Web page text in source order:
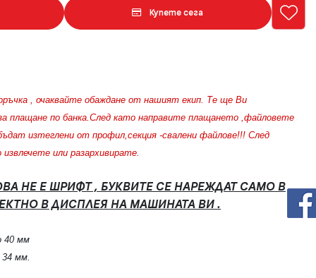
Купете сега
, очаквайте обаждане от нашият екип. Те ще Ви
плащане по банка.След като направите плащането ,файловете
изтеглени от профил,секция -свалени файлове!!! След
или разархивирате.
НЕ Е ШРИФТ , БУКВИТЕ СЕ НАРЕЖДАТ САМО В
В ДИСПЛЕЯ НА МАШИНАТА ВИ .
40 мм
34 мм.